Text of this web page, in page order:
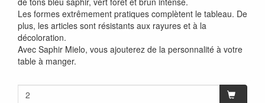
Les formes extrêmement pratiques complètent le tableau. De
plus, les articles sont résistants aux rayures et à la
décoloration.
Avec Saphir Mielo, vous ajouterez de la personnalité à votre
table à manger.